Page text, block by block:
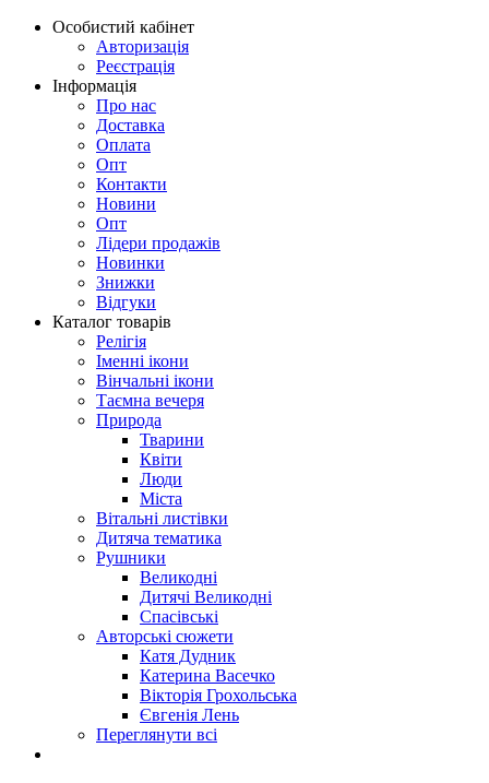
Особистий кабінет
Авторизація
Реєстрація
Інформація
Про нас
Доставка
Оплата
Опт
Контакти
Новини
Опт
Лідери продажів
Новинки
Знижки
Відгуки
Каталог товарів
Релігія
Іменні ікони
Вінчальні ікони
Таємна вечеря
Природа
Тварини
Квіти
Люди
Міста
Вітальні листівки
Дитяча тематика
Рушники
Великодні
Дитячі Великодні
Спасівські
Авторські сюжети
Катя Дудник
Катерина Васечко
Вікторія Грохольська
Євгенія Лень
Переглянути всі